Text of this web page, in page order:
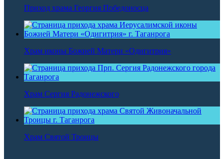
Приход храма Георгия Победоносца
Храм иконы Божией Матери «Одигитрия»
Храм Сергия Радонежского
Храм Святой Троицы